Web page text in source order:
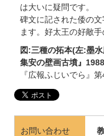
は大いに疑問です。
碑文に記された倭の
ます。好太王の好敵
図:三種の拓本(左:墨
集安の壁画古墳』
『広報ふじいでら』
お問い合わせ